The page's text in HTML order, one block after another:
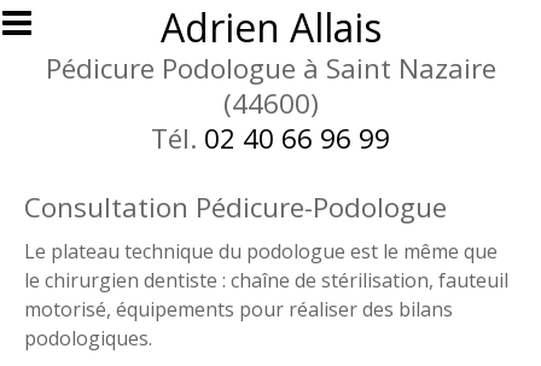
Aller au contenu principalAdrien Allais
Pédicure Podologue à Saint Nazaire
(44600)
Tél. 02 40 66 96 99
Consultation Pédicure-Podologue
Le plateau technique du podologue est le même que
le chirurgien dentiste : chaîne de stérilisation, fauteuil
motorisé, équipements pour réaliser des bilans
podologiques.